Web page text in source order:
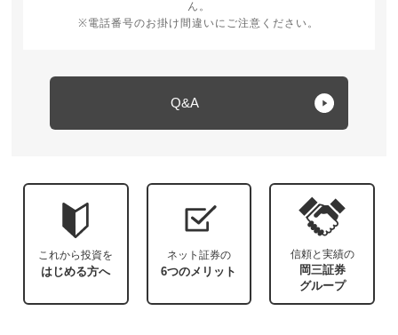
ん。
※電話番号のお掛け間違いにご注意ください。
Q&A
これから投資を
はじめる方へ
ネット証券の
6つのメリット
信頼と実績の
岡三証券
グループ